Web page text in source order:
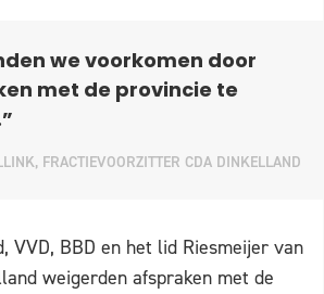
we voorkomen door
met de provincie te
FRACTIEVOORZITTER CDA DINKELLAND
VVD, BBD en het lid Riesmeijer van
weigerden afspraken met de